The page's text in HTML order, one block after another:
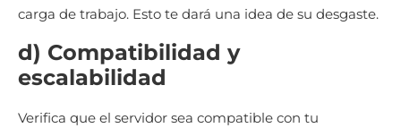
carga de trabajo. Esto te dará una idea de su desgaste.
d) Compatibilidad y
escalabilidad
Verifica que el servidor sea compatible con tu